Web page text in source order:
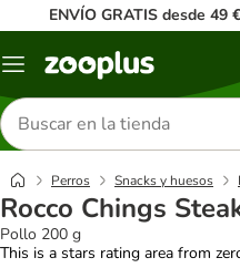
ENVÍO GRATIS desde 49
Menú
Buscar
productos
Perros Snacks y huesos
Rocco Chings
Pollo 200 g
This is a stars rating area from